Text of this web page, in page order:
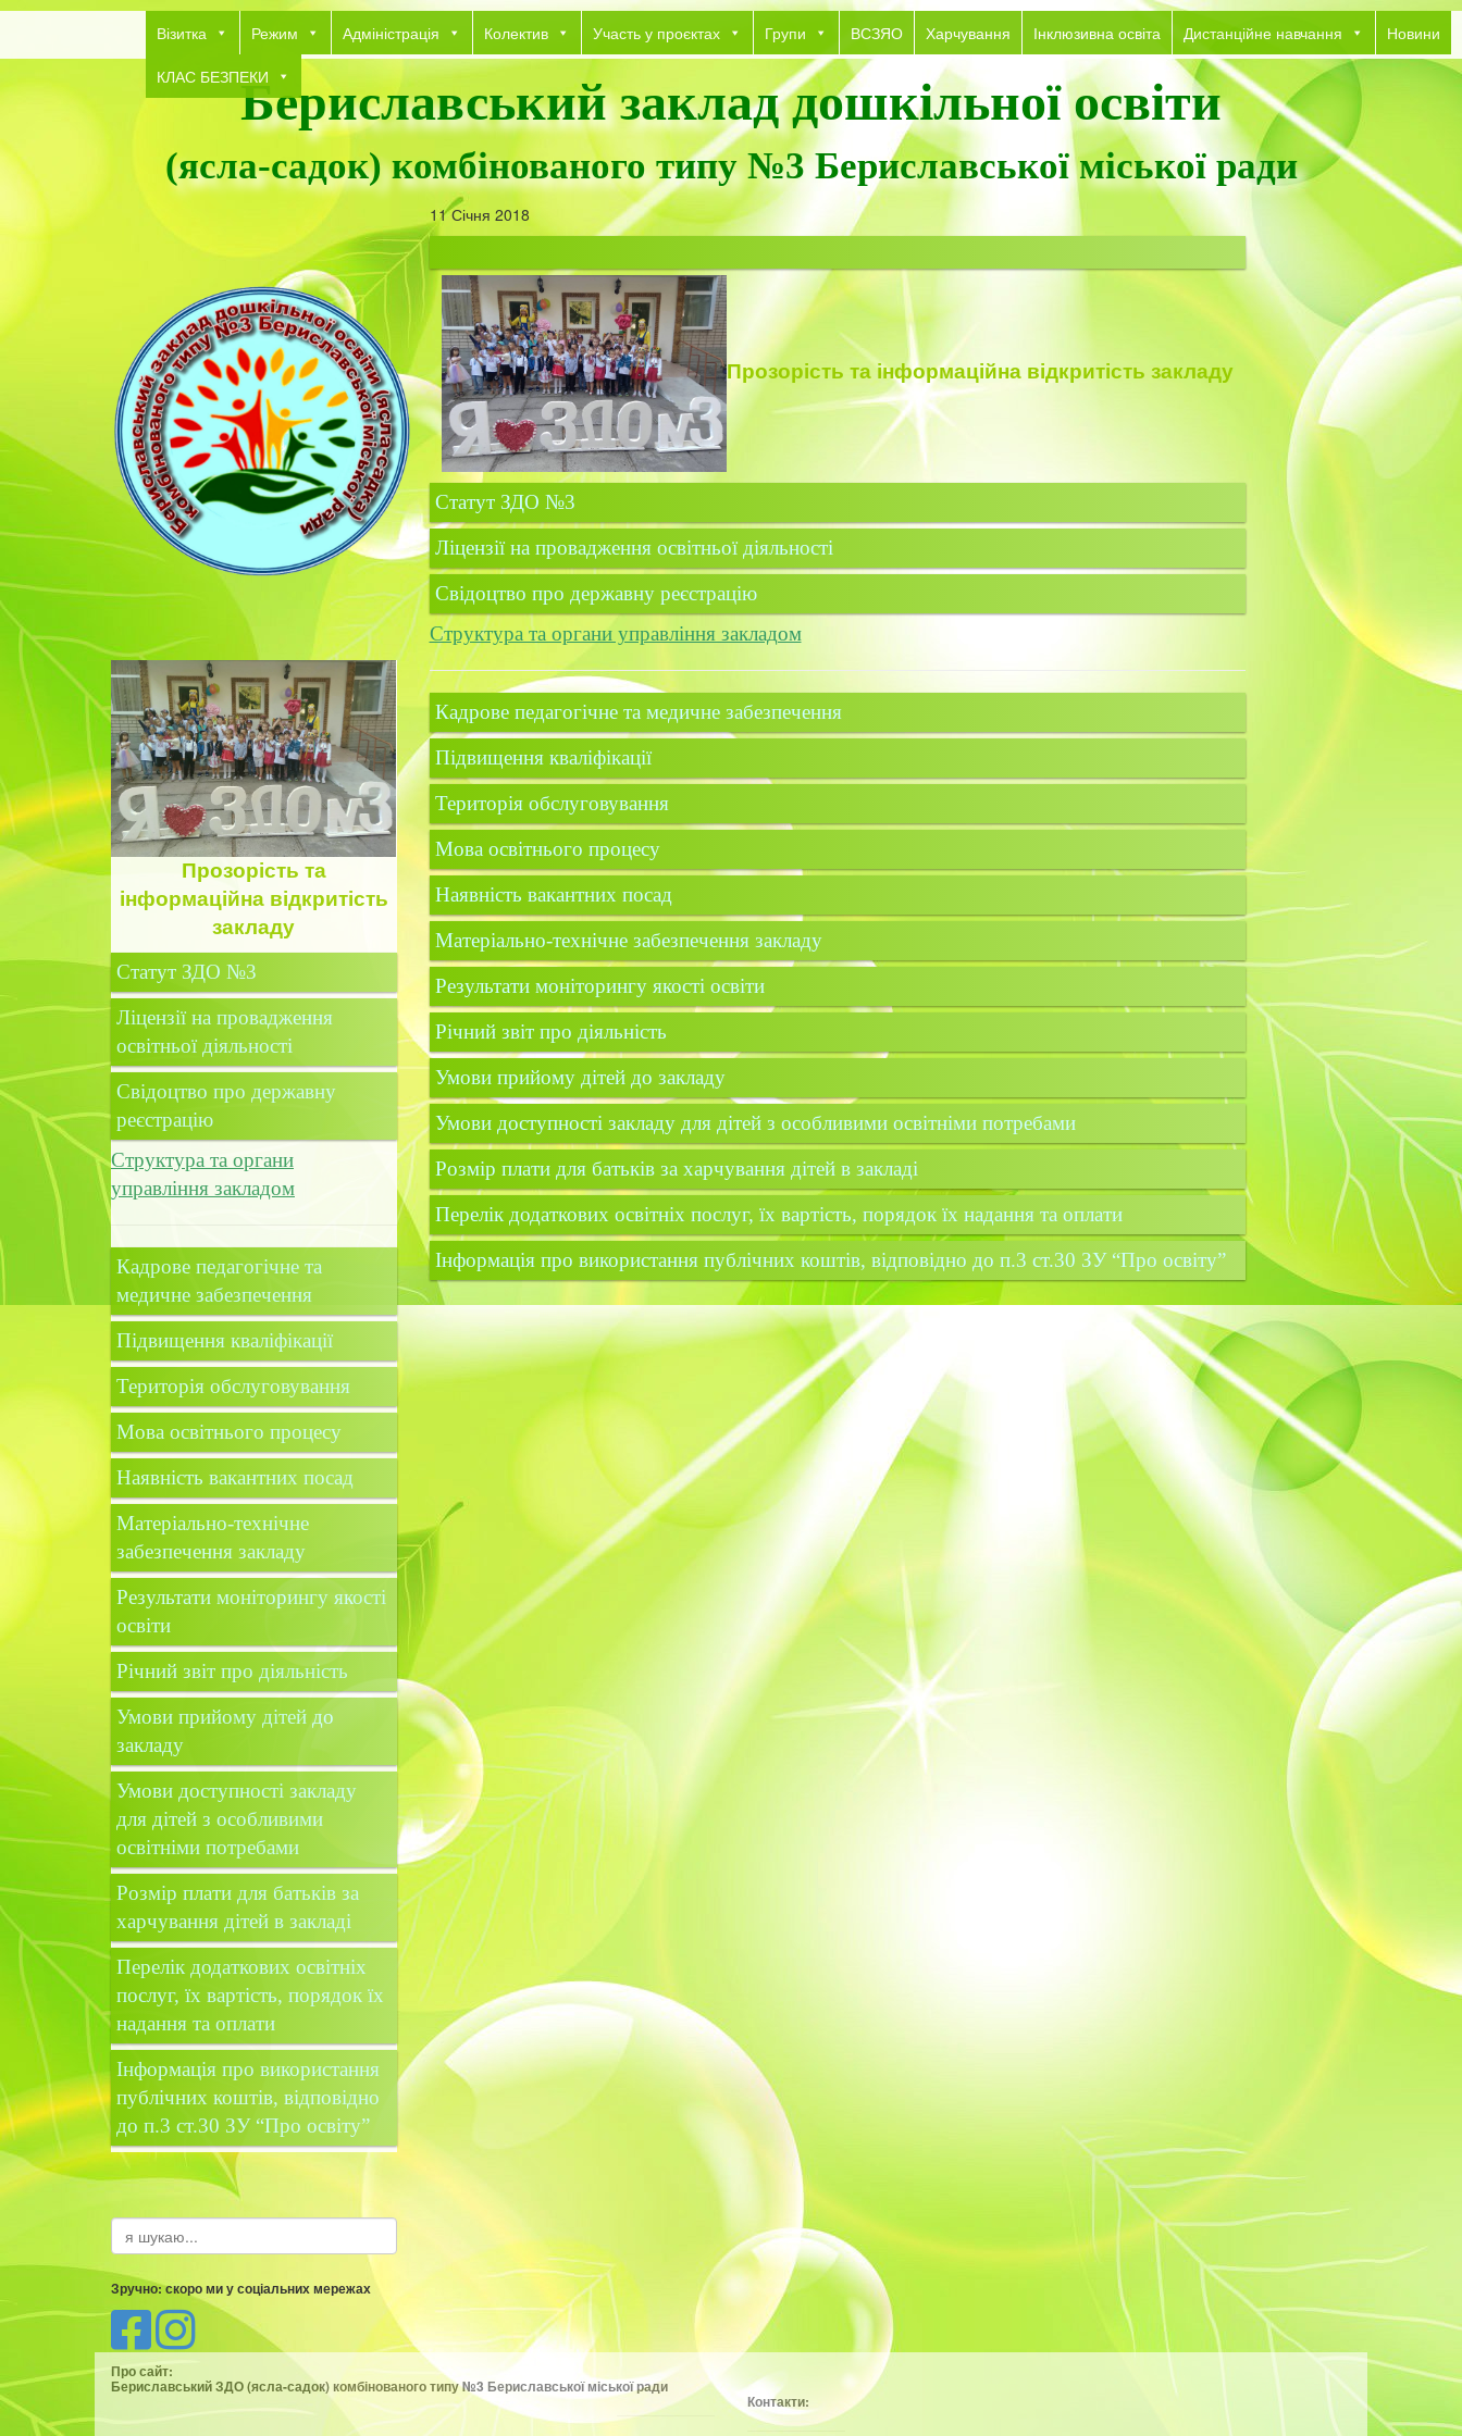
Візитка Режим Адміністрація Колектив Участь у проєктах Групи ВСЗЯО Харчування Інклюзивна освіта Дистанційне навчання
Новини
КЛАС БЕЗПЕКИБериславський заклад дошкільної освіти
(ясла-садок) комбінованого типу №3 Бериславської міської ради
Прозорість та
інформаційна відкритість
закладу
Статут ЗДО №3
Ліцензії на провадження
освітньої діяльності
Свідоцтво про державну
реєстрацію
Структура та органи
управління закладом
Кадрове педагогічне та
медичне забезпечення
Підвищення кваліфікації
Територія обслуговування
Мова освітнього процесу
Наявність вакантних посад
Матеріально-технічне
забезпечення закладу
Результати моніторингу якості
освіти
Річний звіт про діяльність
Умови прийому дітей до
закладу
Умови доступності закладу
для дітей з особливими
освітніми потребами
Розмір плати для батьків за
харчування дітей в закладі
Перелік додаткових освітніх
послуг, їх вартість, порядок їх
надання та оплати
Інформація про використання
публічних коштів, відповідно
до п.3 ст.30 ЗУ “Про освіту”
11 Січня 2018
Прозорість та інформаційна відкритість закладу
Статут ЗДО №3
Ліцензії на провадження освітньої діяльності
Свідоцтво про державну реєстрацію
Структура та органи управління закладом
Кадрове педагогічне та медичне забезпечення
Підвищення кваліфікації
Територія обслуговування
Мова освітнього процесу
Наявність вакантних посад
Матеріально-технічне забезпечення закладу
Результати моніторингу якості освіти
Річний звіт про діяльність
Умови прийому дітей до закладу
Умови доступності закладу для дітей з особливими освітніми потребами
Розмір плати для батьків за харчування дітей в закладі
Перелік додаткових освітніх послуг, їх вартість, порядок їх надання та оплати
Інформація про використання публічних коштів, відповідно до п.3 ст.30 ЗУ “Про освіту”
Зручно: скоро ми у соціальних мережах
Про сайт:
Бериславський ЗДО (ясла-садок) комбінованого типу №3 Бериславської міської ради
Контакти: